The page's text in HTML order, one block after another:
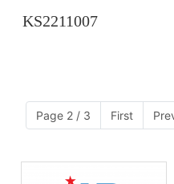
KS2211007
Page 2 / 3 First